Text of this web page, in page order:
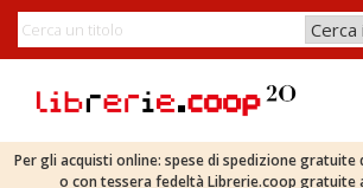
Per gli acquisti online: spese di spedizione gratuite
o con tessera fedeltà Librerie.coop gratuite